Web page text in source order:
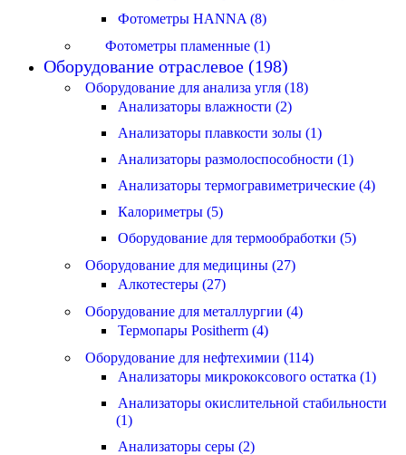
Фотометры HANNA (8)
Фотометры пламенные (1)
Оборудование отраслевое (198)
Оборудование для анализа угля (18)
Анализаторы влажности (2)
Анализаторы плавкости золы (1)
Анализаторы размолоспособности (1)
Анализаторы термогравиметрические (4)
Калориметры (5)
Оборудование для термообработки (5)
Оборудование для медицины (27)
Алкотестеры (27)
Оборудование для металлургии (4)
Термопары Positherm (4)
Оборудование для нефтехимии (114)
Анализаторы микрококсового остатка (1)
Анализаторы окислительной стабильности
(1)
Анализаторы серы (2)